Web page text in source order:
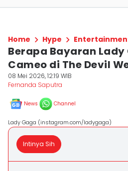
Home Hype
Berapa Bayaran
Cameo di The Devil
08 Mei 2026, 12:19 WIB
Fernanda Saputra
News Channel
Lady Gaga (instagram.com/ladygaga)
Intinya Sih